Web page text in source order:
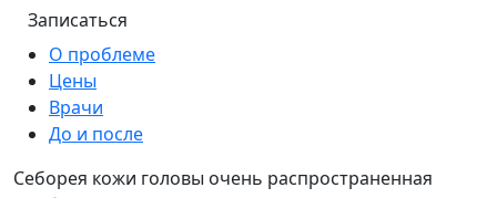
Записаться
О проблеме
Цены
Врачи
До и после
Себорея кожи головы очень распространенная